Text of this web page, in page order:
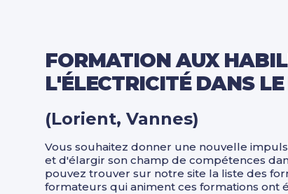
FORMATION AUX
L'ÉLECTRICITÉ DANS
(Lorient, Vannes)
Vous souhaitez donner une nouvelle
et d'élargir son champ de compétences
pouvez trouver sur notre site la liste des
formateurs qui animent ces formations ont